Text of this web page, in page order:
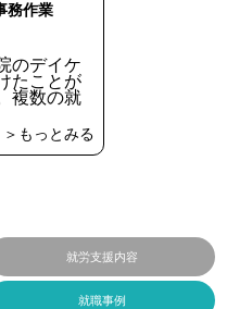
務作業
のデイケ
たことが
複数の就
＞もっとみる
就労支援内容
就職事例